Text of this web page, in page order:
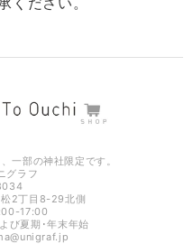
！
一部の神社限定です。
グラフ
2丁目8-29北側
17:00
び夏期･年末年始